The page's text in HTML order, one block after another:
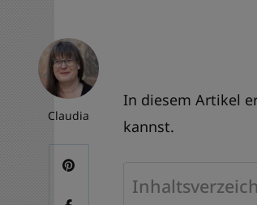
Claudia
In diesem Artikel
kannst.